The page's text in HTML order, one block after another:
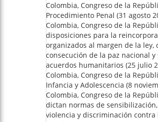
Colombia, Congreso de la
Procedimiento Penal (31 agosto
Colombia, Congreso de la
disposiciones para la
organizados al margen de la
consecución de la paz nacional
acuerdos humanitarios (25 julio
Colombia, Congreso de la
Infancia y Adolescencia (8
Colombia, Congreso de la
dictan normas de
violencia y discriminación